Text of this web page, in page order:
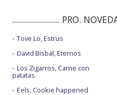
PRO.
Tove Lo, Estrus
David Bisbal, Eternos
Los Zigarros, Carne con
patatas
Eels, Cookie happened